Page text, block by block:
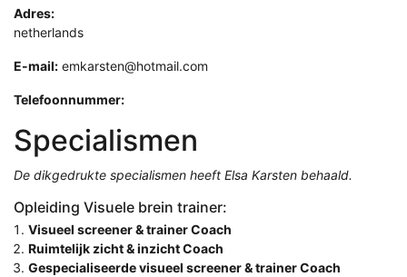
Adres:
netherlands
E-mail: emkarsten@hotmail.com
Telefoonnummer:
Specialismen
De dikgedrukte specialismen heeft Elsa Karsten behaald.
Opleiding Visuele brein trainer:
Visueel screener & trainer Coach
Ruimtelijk zicht & inzicht Coach
Gespecialiseerde visueel screener & trainer Coach